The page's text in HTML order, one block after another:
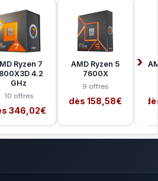
Ryzen 7
4.2
GHz
10 offres
346,02€
AMD Ryzen 5
7600X
9 offres
dès 158,58€